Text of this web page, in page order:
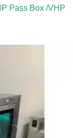
Pass Box /VHP